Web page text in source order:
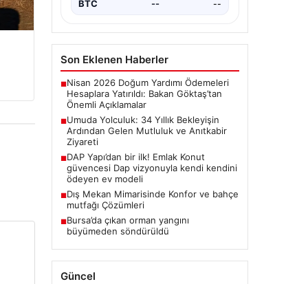
BTC -- --
Son Eklenen Haberler
■Nisan 2026 Doğum Yardımı Ödemeleri
Hesaplara Yatırıldı: Bakan Göktaş’tan
Önemli Açıklamalar
■Umuda Yolculuk: 34 Yıllık Bekleyişin
Ardından Gelen Mutluluk ve Anıtkabir
Ziyareti
■DAP Yapı’dan bir ilk! Emlak Konut
güvencesi Dap vizyonuyla kendi kendini
ödeyen ev modeli
■Dış Mekan Mimarisinde Konfor ve bahçe
mutfağı Çözümleri
■Bursa’da çıkan orman yangını
büyümeden söndürüldü
Güncel